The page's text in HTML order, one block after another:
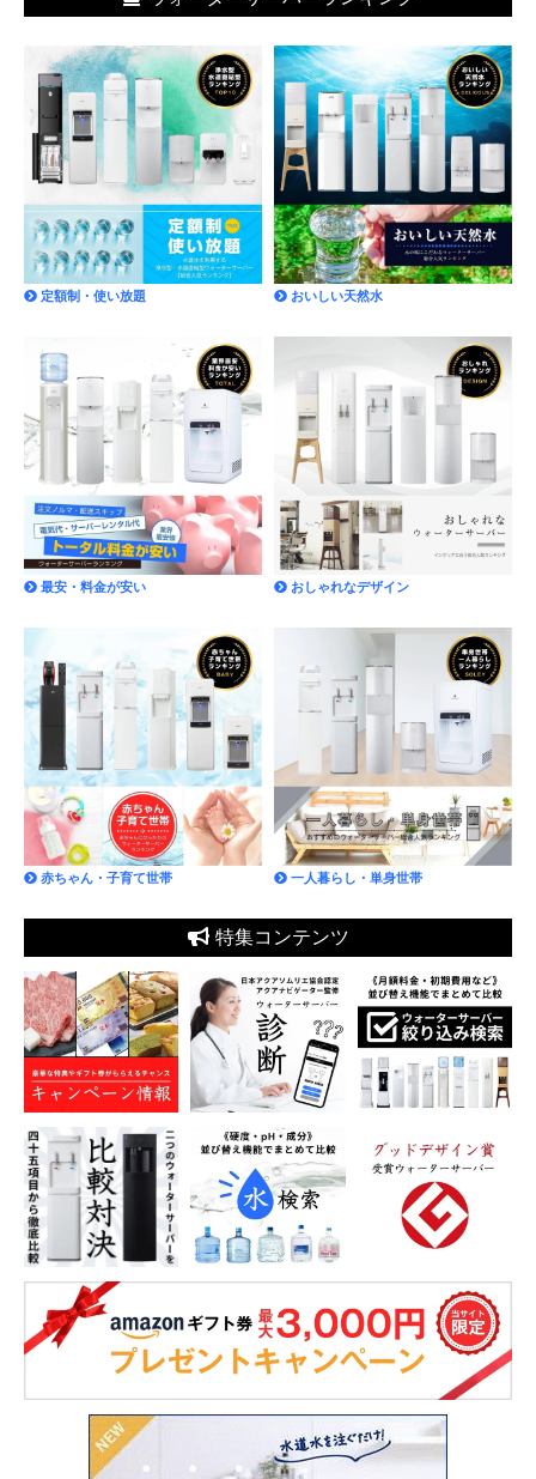
定額制・使い放題 おいしい天然水
最安・料金が安い おしゃれなデザイン
赤ちゃん・子育て世帯 一人暮らし・単身世帯
特集コンテンツ